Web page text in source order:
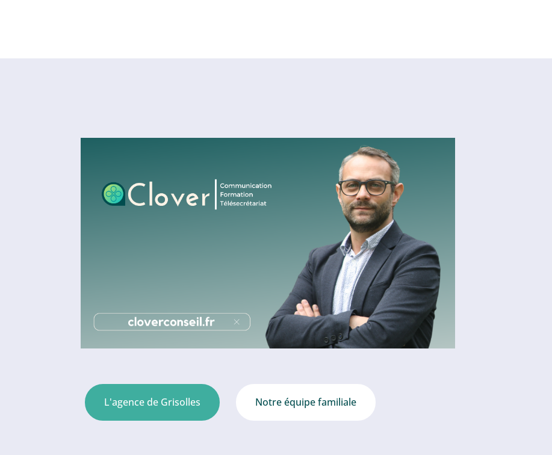
L'agence de Grisolles Notre équipe familiale